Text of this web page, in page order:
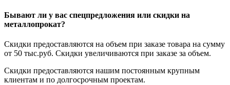
Бывают ли у вас спецпредложения или скидки на
металлопрокат?
Скидки предоставляются на объем при заказе товара на сумму
от 50 тыс.руб. Скидки увеличиваются при заказе за объем.
Скидки предоставляются нашим постоянным крупным
клиентам и по долгосрочным проектам.